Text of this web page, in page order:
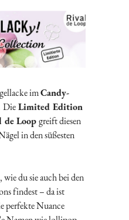
imCandy-
DieLimited Edition
de Loopgreift diesen
in den süßesten
wie du sie auch bei den
findest – da ist
perfekte Nuance